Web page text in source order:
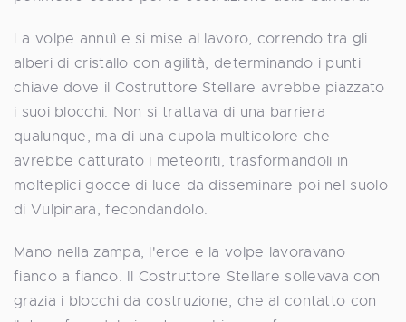
La volpe annuì e si mise al lavoro, correndo tra gli
alberi di cristallo con agilità, determinando i punti
chiave dove il Costruttore Stellare avrebbe piazzato
i suoi blocchi. Non si trattava di una barriera
qualunque, ma di una cupola multicolore che
avrebbe catturato i meteoriti, trasformandoli in
molteplici gocce di luce da disseminare poi nel suolo
di Vulpinara, fecondandolo.
Mano nella zampa, l'eroe e la volpe lavoravano
fianco a fianco. Il Costruttore Stellare sollevava con
grazia i blocchi da costruzione, che al contatto con